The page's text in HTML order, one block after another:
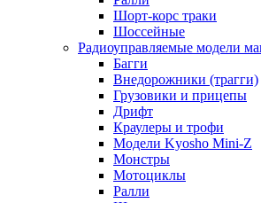
Шорт-корс траки
Шоссейные
Радиоуправляемые модели
Багги
Внедорожники (трагги)
Грузовики и прицепы
Дрифт
Краулеры и трофи
Модели Kyosho Mini-Z
Монстры
Мотоциклы
Ралли